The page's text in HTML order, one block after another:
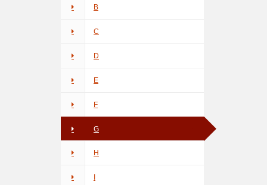
B
C
D
E
F
G
H